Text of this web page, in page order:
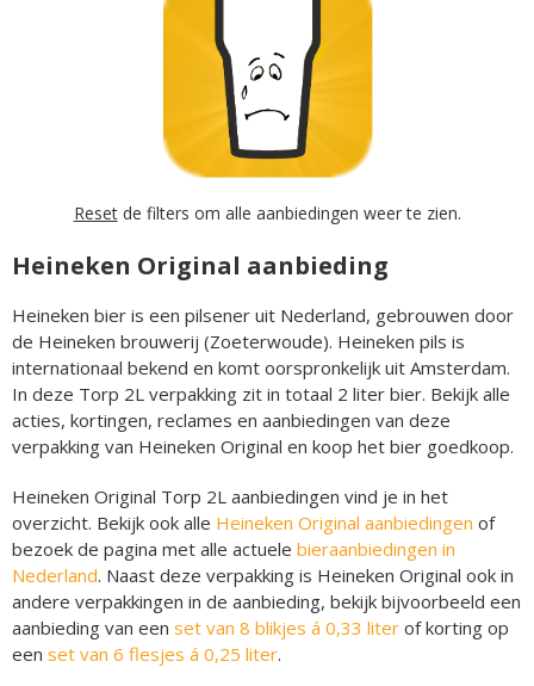
Resetde filters om alle aanbiedingen weer te zien.
Heineken Original aanbieding
Heineken bier is een pilsener uit Nederland, gebrouwen door
de Heineken brouwerij (Zoeterwoude). Heineken pils is
internationaal bekend en komt oorspronkelijk uit Amsterdam.
In deze Torp 2L verpakking zit in totaal 2 liter bier. Bekijk alle
acties, kortingen, reclames en aanbiedingen van deze
verpakking van Heineken Original en koop het bier goedkoop.
Heineken Original Torp 2L aanbiedingen vind je in het
overzicht. Bekijk ook alle Heineken Original aanbiedingen of
bezoek de pagina met alle actuele bieraanbiedingen in
Nederland. Naast deze verpakking is Heineken Original ook in
andere verpakkingen in de aanbieding, bekijk bijvoorbeeld een
aanbieding van een set van 8 blikjes á 0,33 liter of korting op
een set van 6 flesjes á 0,25 liter.